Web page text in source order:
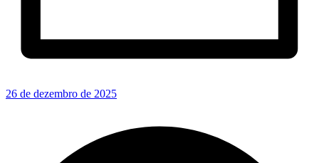
26 de dezembro de 2025